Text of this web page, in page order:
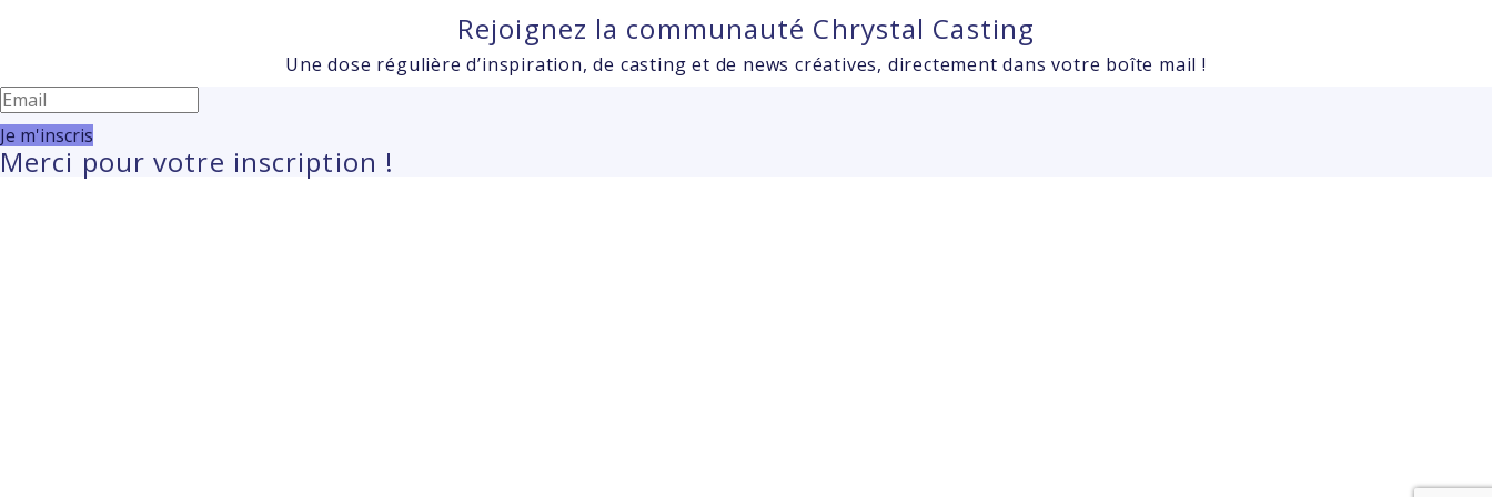
Rejoignez la communauté Chrystal Casting
Une dose régulière d’inspiration, de casting et de news créatives, directement dans votre boîte mail !
Je m'inscris
Merci pour votre inscription !